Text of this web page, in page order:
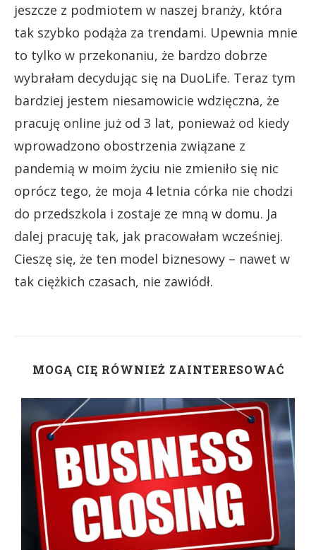
jeszcze z podmiotem w naszej branży, która
tak szybko podąża za trendami. Upewnia mnie
to tylko w przekonaniu, że bardzo dobrze
wybrałam decydując się na DuoLife. Teraz tym
bardziej jestem niesamowicie wdzięczna, że
pracuję online już od 3 lat, ponieważ od kiedy
wprowadzono obostrzenia związane z
pandemią w moim życiu nie zmieniło się nic
oprócz tego, że moja 4 letnia córka nie chodzi
do przedszkola i zostaje ze mną w domu. Ja
dalej pracuję tak, jak pracowałam wcześniej.
Cieszę się, że ten model biznesowy – nawet w
tak ciężkich czasach, nie zawiódł.
MOGĄ CIĘ RÓWNIEŻ ZAINTERESOWAĆ